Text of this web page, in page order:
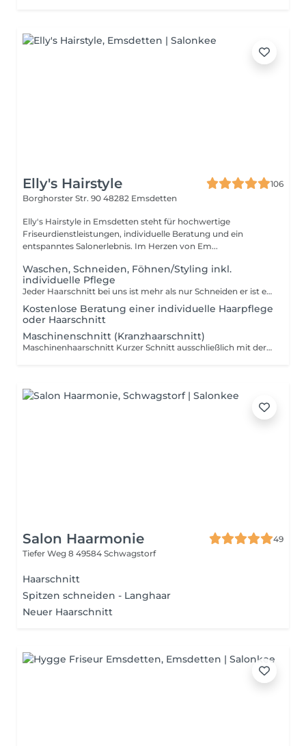
Elly's Hairstyle
106
Borghorster Str. 90 48282 Emsdetten
Elly's Hairstyle in Emsdetten steht für hochwertige
Friseurdienstleistungen, individuelle Beratung und ein
entspanntes Salonerlebnis. Im Herzen von Em...
Waschen, Schneiden, Föhnen/Styling inkl.
individuelle Pflege
Jeder Haarschnitt bei uns ist mehr als nur Schneiden er ist ein persönlicher Wohlfühlmoment. Die Behandlung beginnt mit einer individuellen Beratung und einer Haarwäsche inklusive unseres Elly's Head Spa Rituals einer entspannenden Verwöhnmassage, die Kopfhaut und Sinne zur Ruhe kommen lässt. Anschließend folgt der präzise Haarschnitt, abgestimmt auf Haarstruktur, Kopfform, Stylingwunsch und Alltag. Abgerundet wird der Termin mit Föhnen, Styling und einer passenden Pflege- und Produktempfehlung für zu Hause. Inklusive Leistungen: Persönliche Beratung Haarwäsche mit individuell abgestimmter Pflege Elly's Head Spa Ritual (entspannende Verwöhn Haarwäsche) Präziser Haarschnitt Föhnen & Styling Unsere Haarschnitte werden nach Zeit- und Arbeitsaufwand berechnet. Die Buchung erfolgt anhand der Haarlänge und des gewünschten Aufwands. Richtzeiten zur Orientierung: Sehr kurz Haare ca. 30 Minuten: Für die, sehr kurze Haare tragen, Seiten und/oder Nacken rasiert sind. Kurze Haare (Ohrläppchen lang) ca. 45 Minuten: Für Haare die bis Ohrläppchen oder Kinn reichen. Für ein klassischen Haarschnitt mit Form und Styling. Auch für den regelmäßigen Haarschnitt. Mittel Langes Haar (bis Schulter) ca. 45 Minuten für Haare bis Schulter, wenn mehr Styling/ Föhnaufwand nötig ist, du dir eine sichtbare Veränderung wünscht. Lang (über Schulter bis Überlänge): ca. 60-75 Minuten Für Haare die über die Schulter gehen. Du sehr vieles und dichtes Haar hast. Für einen aufwendigeren Haarschnitt, Sowie Neuhaarschnitte. Für besondere Wünsche und für mehr Beratung. Bei sehr dichtem Haar, besonders aufwendigen Schnitten oder zusätzlichem Styling- und Beratungsaufwand kann ein Zeitaufschlag berechnet werden.
Kostenlose Beratung einer individuelle Haarpflege
oder Haarschnitt
Maschinenschnitt (Kranzhaarschnitt)
Maschinenhaarschnitt Kurzer Schnitt ausschließlich mit der Maschine Seiten oder kompletter Kopf. Kein Übergang mit der Schere, kein Deckhaar-Schnitt, keine Formkorrektur. Ideal für sehr kurze Haare und schnellen Pflege-Schnitt. ca. 15 Minuten Seitenhaarschnitt / Side Refresh Maschinenschnitt der Seiten mit leichten Übergängen, Konturen sauber ausgearbeitet. Deckhaar bleibt ungeschnitten und darf weiter wachsen. Perfekt für regelmäßige Auffrischung zwischen zwei Haarschnitten. ca. 1520 Minuten Preise können je nach Zeitaufwand und Haarbeschaffenheit variieren.
Salon Haarmonie
49
Tiefer Weg 8 49584 Schwagstorf
Haarschnitt
Spitzen schneiden - Langhaar
Neuer Haarschnitt